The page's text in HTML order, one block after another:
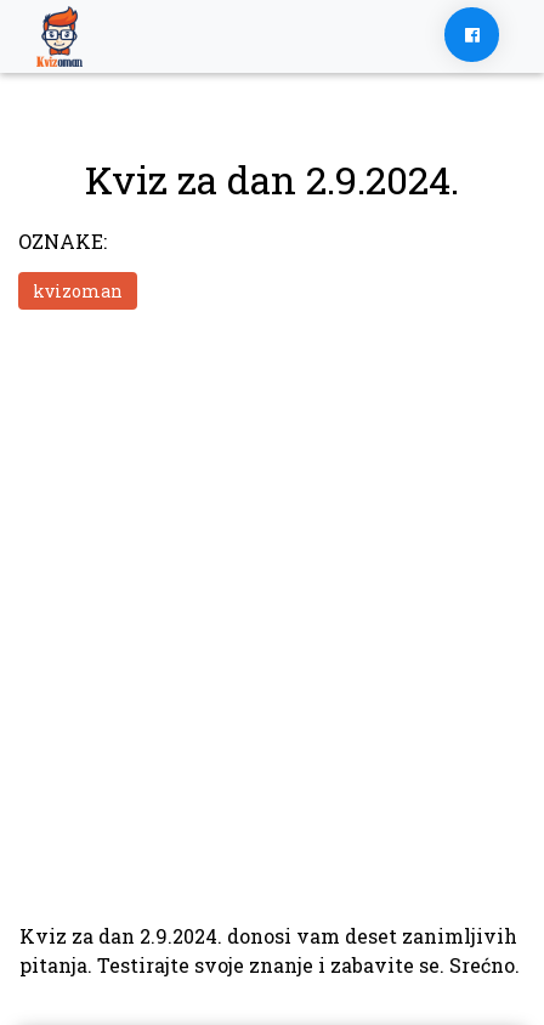
content
Kviz za dan 2.9.2024.
OZNAKE:
kvizoman
Kviz za dan 2.9.2024. donosi vam deset zanimljivih
pitanja. Testirajte svoje znanje i zabavite se. Srećno.